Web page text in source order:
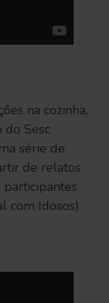
na cozinha,
do Sesc
série de
de relatos
participantes
com Idosos)